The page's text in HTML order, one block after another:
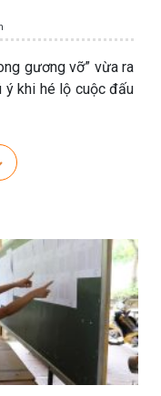
gương vỡ” vừa ra
ý khi hé lộ cuộc đấu